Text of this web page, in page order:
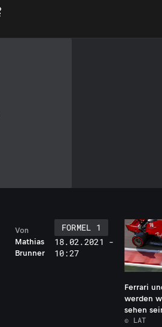
Mathias
Brunner
Von
FORMEL 1
18.02.2021 -
10:27
Ferrari
werden
sehen
© LAT